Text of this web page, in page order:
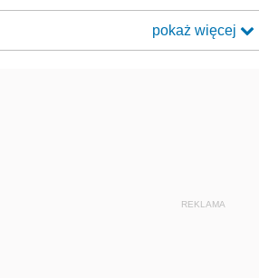
pokaż więcej
REKLAMA